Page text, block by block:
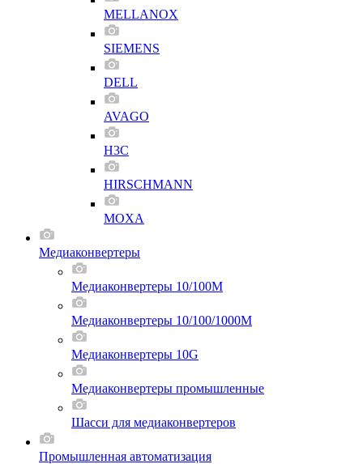
MELLANOX
SIEMENS
DELL
AVAGO
H3C
HIRSCHMANN
MOXA
Медиаконвертеры
Медиаконвертеры 10/100M
Медиаконвертеры 10/100/1000M
Медиаконвертеры 10G
Медиаконвертеры промышленные
Шасси для мeдиаконвертеров
Промышленная автоматизация